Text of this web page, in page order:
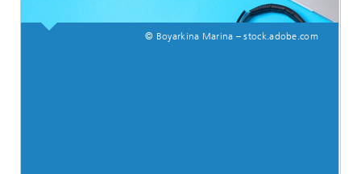
© Boyarkina Marina – stock.adobe.com